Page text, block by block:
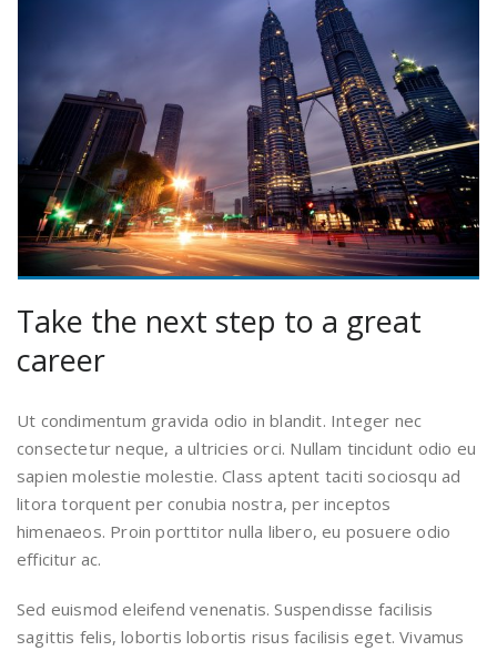
Take the next step to a great
career
Ut condimentum gravida odio in blandit. Integer nec
consectetur neque, a ultricies orci. Nullam tincidunt odio eu
sapien molestie molestie. Class aptent taciti sociosqu ad
litora torquent per conubia nostra, per inceptos
himenaeos. Proin porttitor nulla libero, eu posuere odio
efficitur ac.
Sed euismod eleifend venenatis. Suspendisse facilisis
sagittis felis, lobortis lobortis risus facilisis eget. Vivamus